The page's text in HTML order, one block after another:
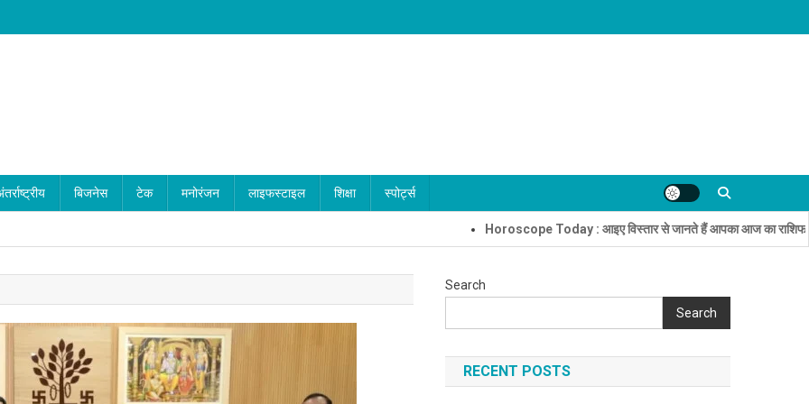
बिजनेस टेक मनोरंजन लाइफस्टाइल शिक्षा स्पोर्ट्स
Horoscope Today : आइए विस्तार से जानते हैं आपका आज का राशिफल
Search
Search
RECENT POSTS